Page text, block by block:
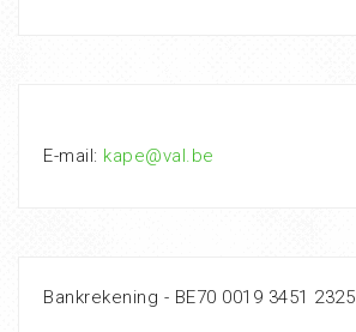
E-mail: kape@val.be
Bankrekening - BE70 0019 3451 2325